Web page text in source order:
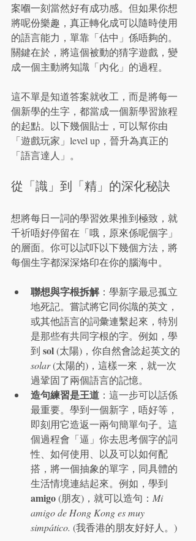
案嗰一刻當然好有成功感。但如果你想
將呢份樂趣，真正轉化成可以隨時使用
的語言能力，單靠「估中」係唔夠的。
關鍵在於，將這個被動的猜字遊戲，變
成一個主動將知識「內化」的過程。
這不單是知道答案就收工，而是將每一
個新學的生字，都當成一個新學習旅程
的起點。以下幾個貼士，可以幫你由
「遊戲玩家」level up，晉升為真正的
「語言達人」。
從「識」到「精」的深化秘訣
想將每日一詞的學習效果推到極致，就
千祈唔好停留在「哦，原來係呢個字」
的層面。你可以試吓以下幾個方法，將
每個生字都深深烙印在你的腦海中。
聯想與字根拆解：學新字最忌孤立
地死記。嘗試將它同你識的英文，
或其他語言的詞彙連繫起來，特別
是那些有共同字根的字。例如，學
到 sol (太陽)，你自然會諗起英文的
solar (太陽的)，這樣一來，就一次
過鞏固了兩個語言的記憶。
造句練習是王道 ：這一步可以話係
最重要。學到一個新字，唔好等，
即刻用它造返一兩句簡單句子。這
個過程會「逼」你去思考個字的詞
性、如何使用、以及可以如何配
搭，將一個抽象的單字，同具體的
生活情境連結起來。例如，學到
amigo (朋友)，就可以造句： Mi
amigo de Hong Kong es muy
simpático. (我香港的朋友好好人。)